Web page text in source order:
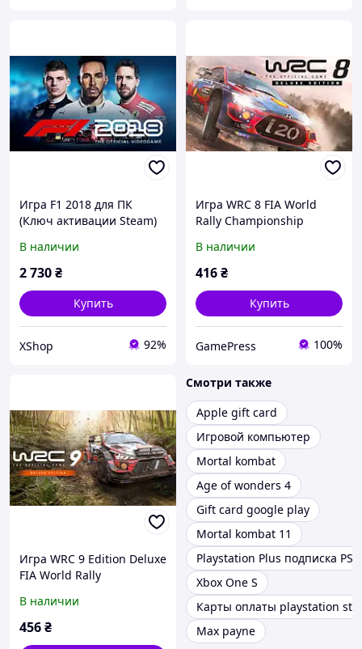
Игра F1 2018 для ПК
(Ключ активации Steam)
В наличии
2 730₴
Купить
XShop 92%
Игра WRC 8 FIA World
Rally Championship
(Ключ активации Steam)
В наличии
416₴
Купить
GamePress 100%
Игра WRC 9 Edition Deluxe
FIA World Rally
(Ключ активации Steam)
В наличии
456₴
Смотри также
Apple gift card
Игровой компьютер
Mortal kombat
Age of wonders 4
Gift card google play
Mortal kombat 11
Playstation Plus подписка PSN
Xbox One S
Карты оплаты playstation
Max payne